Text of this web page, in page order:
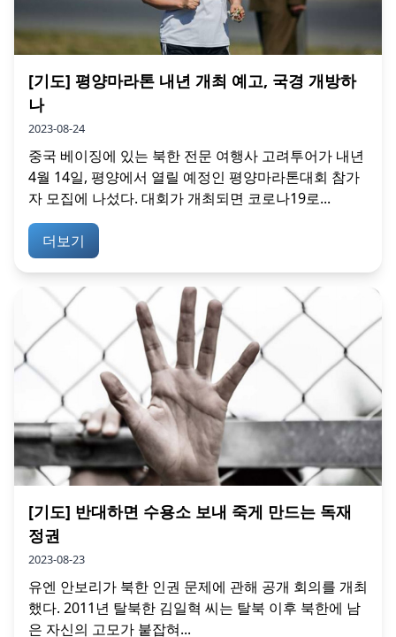
[기도] 평양마라톤 내년 개최 예고, 국경 개방하
나
2023-08-24
중국 베이징에 있는 북한 전문 여행사 고려투어가 내년
4월 14일, 평양에서 열릴 예정인 평양마라톤대회 참가
자 모집에 나섰다. 대회가 개최되면 코로나19로...
더보기
[기도] 반대하면 수용소 보내 죽게 만드는 독재
정권
2023-08-23
유엔 안보리가 북한 인권 문제에 관해 공개 회의를 개최
했다. 2011년 탈북한 김일혁 씨는 탈북 이후 북한에 남
은 자신의 고모가 붙잡혀...